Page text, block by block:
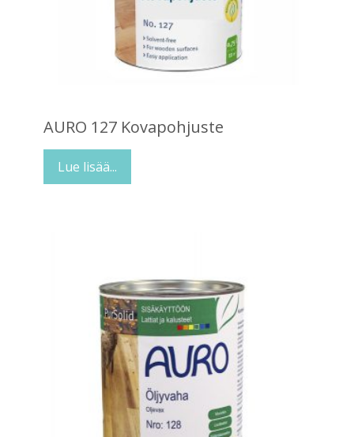
AURO 127 Kovapohjuste
Lue lisää...